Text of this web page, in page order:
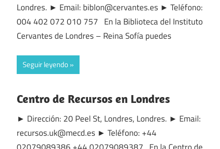
Londres. ► Email: biblon@cervantes.es ► Teléfono:
004 402 072 010 757 En la Biblioteca del Instituto
Cervantes de Londres – Reina Sofía puedes
Seguir leyendo
Centro de Recursos en Londres
► Dirección: 20 Peel St, Londres, Londres. ► Email:
recursos.uk@mecd.es ► Teléfono: +44